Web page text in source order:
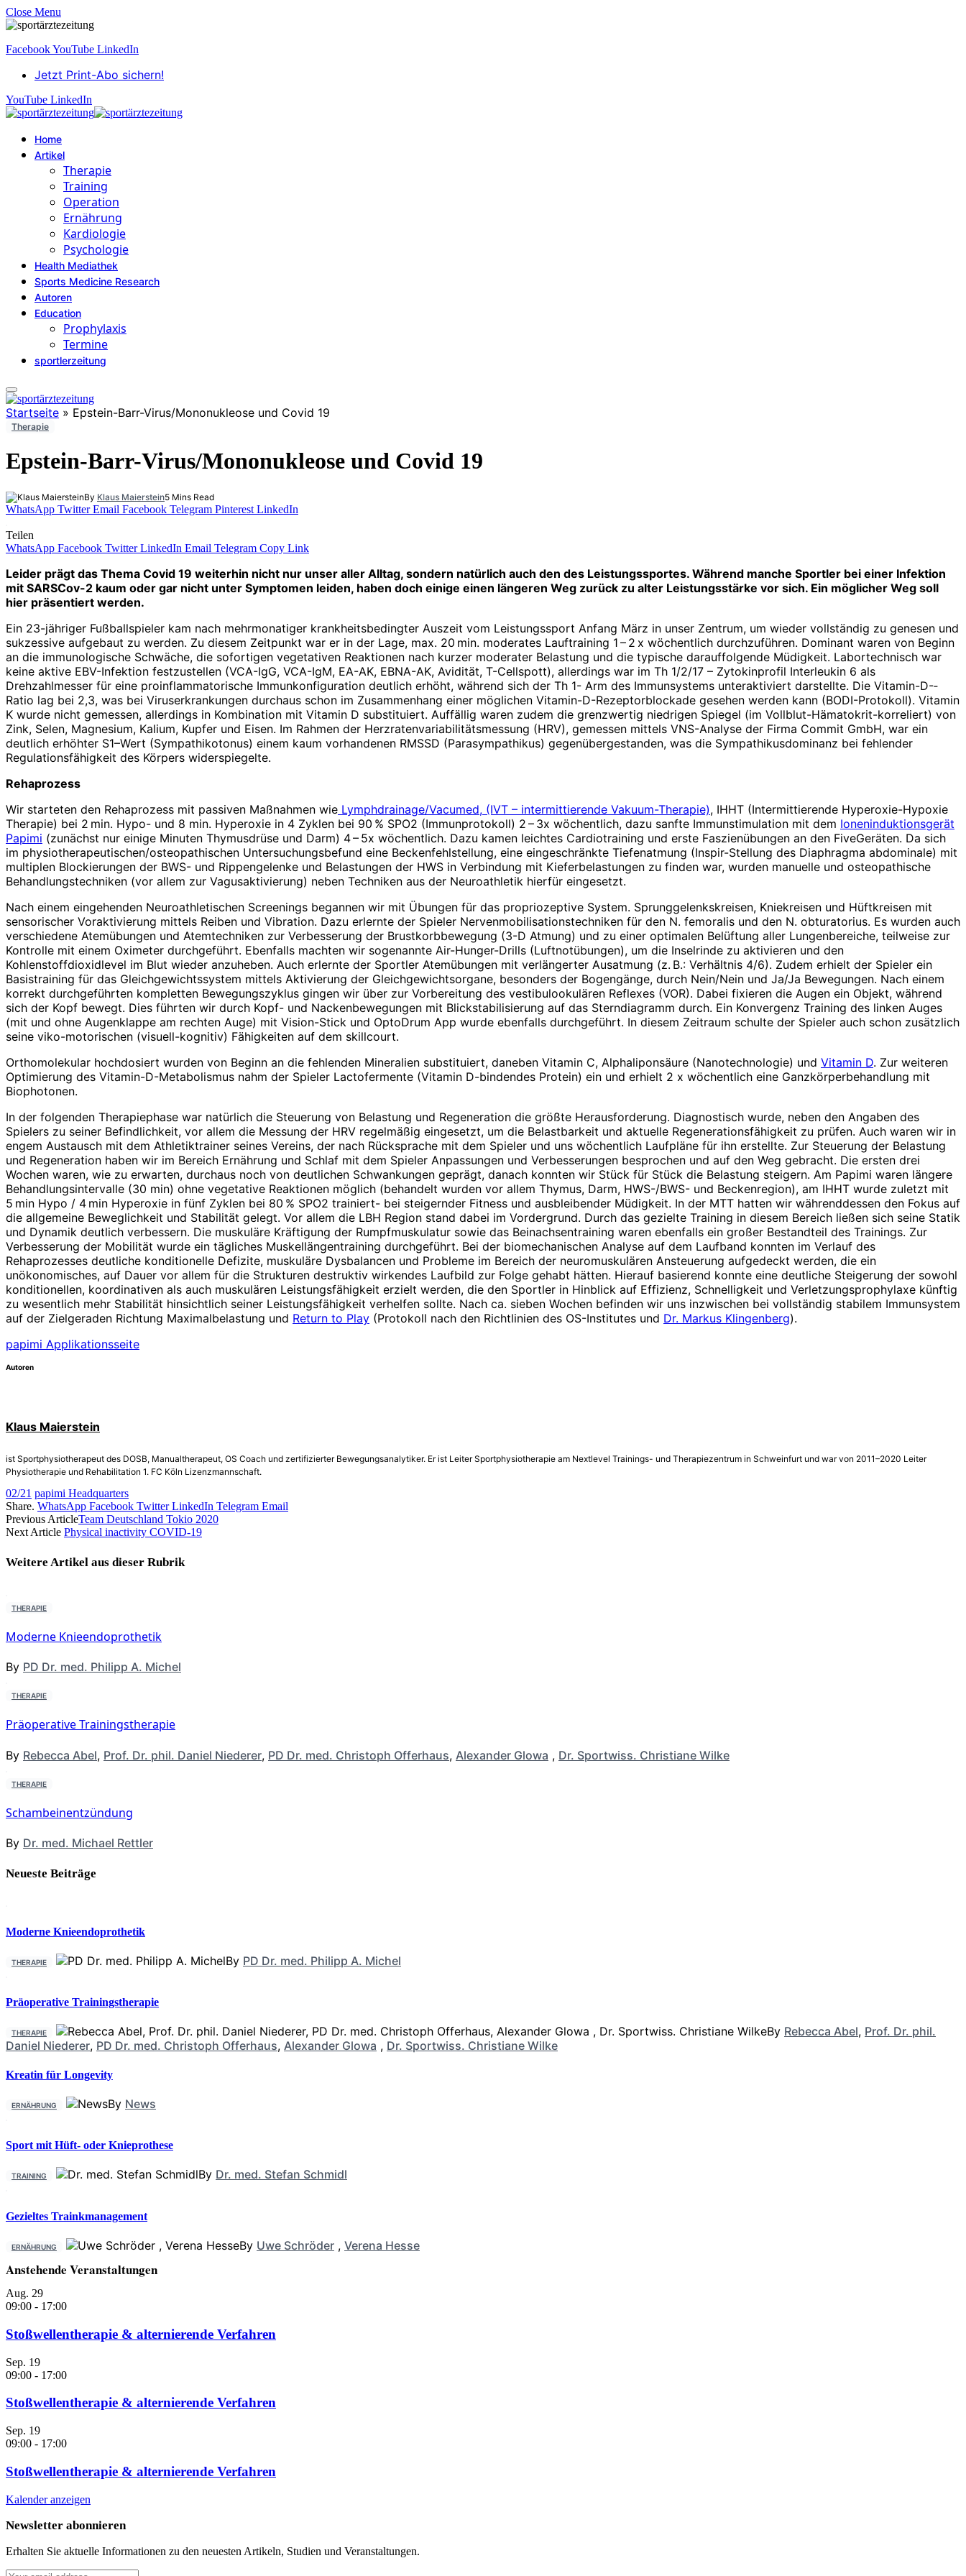
Close Menu
FacebookYouTube LinkedIn
Jetzt Print-Abo sichern!
YouTube LinkedIn
Home
Artikel
Therapie
Training
Operation
Ernährung
Kardiologie
Psychologie
Health Mediathek
Sports Medicine Research
Autoren
Education
Prophylaxis
Termine
sportlerzeitung
Startseite » Epstein-Barr-Virus/Mononukleose und Covid 19
Therapie
Epstein-Barr-Virus/Mononukleose und Covid 19
By Klaus Maierstein5 Mins Read
WhatsApp Twitter Email Facebook Telegram Pinterest LinkedIn
Teilen
WhatsApp Facebook Twitter LinkedIn Email Telegram Copy Link
Leider prägt das Thema Covid 19 weiterhin nicht nur unser aller Alltag, sondern natürlich auch den des Leistungssportes. Während manche Sportler bei einer Infektion
mit SARSCov-2 kaum oder gar nicht unter Symptomen leiden, haben doch einige einen längeren Weg zurück zu alter Leistungsstärke vor sich. Ein möglicher Weg soll
hier präsentiert werden.
Ein 23-jähriger Fußballspieler kam nach mehrmonatiger krankheitsbedingter Auszeit vom Leistungssport Anfang März in unser Zentrum, um wieder vollständig zu genesen und
sukzessive aufgebaut zu werden. Zu diesem Zeitpunkt war er in der Lage, max. 20 min. moderates Lauftraining 1 – 2 x wöchentlich durchzuführen. Dominant waren von Beginn
an die immunologische Schwäche, die sofortigen vegetativen Reaktionen nach kurzer moderater Belastung und die typische darauffolgende Müdigkeit. Labortechnisch war
keine aktive EBV-Infektion festzustellen (VCA-IgG, VCA-IgM, EA-AK, EBNA-AK, Avidität, T-Cellspott), allerdings war im Th 1/2/17 – Zytokinprofil Interleukin 6 als
Drehzahlmesser für eine proinflammatorische Immunkonfiguration deutlich erhöht, während sich der Th 1- Arm des Immunsystems unteraktiviert darstellte. Die Vitamin-D-­
Ratio lag bei 2,3, was bei Viruserkrankungen durchaus schon im Zusammenhang einer möglichen Vitamin-D-Rezeptorblockade gesehen werden kann (BODI-Protokoll). Vitamin
K wurde nicht gemessen, allerdings in Kombination mit Vitamin D substituiert. Auffällig waren zudem die grenzwertig niedrigen Spiegel (im Vollblut-Hämatokrit-korreliert) von
Zink, Selen, Magnesium, Kalium, Kupfer und Eisen. Im Rahmen der Herzratenvariabilitätsmessung (HRV), gemessen mittels VNS-­Analyse der Firma Commit GmbH, war ein
deutlich erhöhter S1–Wert (Sympathikotonus) einem kaum vorhandenen RMSSD (Parasympathikus) gegenübergestanden, was die Sympathikusdominanz bei fehlender
Regulationsfähigkeit des Körpers widerspiegelte.
Rehaprozess
Wir starteten den Rehaprozess mit passiven Maßnahmen wie Lymphdrainage/Vacumed, (IVT – intermittierende Vakuum-Therapie), IHHT (Intermittierende Hyperoxie-Hypoxie
Therapie) bei 2 min. Hypo- und 8 min. Hyperoxie in 4 Zyklen bei 90 % SPO2 (Immunprotokoll) 2 – 3x wöchentlich, dazu sanfte Immunstimulation mit dem Ionen­induktionsgerät
Papimi (zunächst nur einige Minuten Thymusdrüse und Darm) 4 – 5x wöchentlich. Dazu kamen leichtes Cardiotraining und erste Faszienübungen an den FiveGeräten. Da sich
im physiotherapeutischen/osteopathischen Untersuchungsbefund eine Beckenfehlstellung, eine eingeschränkte Tiefenatmung (Inspir-Stellung des Diaphragma abdominale) mit
multiplen Blockierungen der BWS- und Rippengelenke und Belastungen der HWS in Verbindung mit Kieferbelastungen zu finden war, wurden manuelle und osteopathische
Behandlungstechniken (vor allem zur Vagusaktivierung) neben Techniken aus der Neuroathletik hierfür eingesetzt.
Nach einem eingehenden Neuroathletischen Screenings begannen wir mit Übungen für das propriozeptive System. Sprunggelenkskreisen, Kniekreisen und Hüftkreisen mit
sensorischer Voraktivierung mittels Reiben und ­Vibration. Dazu erlernte der Spieler Nervenmobilisationstechniken für den N. femoralis und den N. obturatorius. Es wurden auch
verschiedene Atemübungen und Atemtechniken zur Verbesserung der Brustkorbbewegung (3-D Atmung) und zu einer optimalen Belüftung aller Lungenbereiche, teilweise zur
Kontrolle mit einem Oximeter durchgeführt. Ebenfalls machten wir sogenannte Air-Hunger-Drills (Luftnotübungen), um die Inselrinde zu aktivieren und den
Kohlenstoffdioxidlevel im Blut wieder anzuheben. Auch erlernte der Sportler Atemübungen mit verlängerter Ausatmung (z. B.: Verhältnis 4/6). Zudem erhielt der Spieler ein
Basistraining für das Gleichgewichtssystem mittels Aktivierung der Gleichgewichtsorgane, besonders der Bogengänge, durch Nein/Nein und Ja/Ja Bewegungen. Nach einem
korrekt durchgeführten kompletten Bewegungszyklus gingen wir über zur Vorbereitung des vestibulookulären Reflexes (VOR). Dabei fixieren die Augen ein Objekt, während
sich der Kopf bewegt. Dies führten wir durch Kopf- und Nackenbewegungen mit Blickstabilisierung auf das Sterndiagramm durch. Ein Konvergenz Training des linken Auges
(mit und ohne Augenklappe am rechten Auge) mit Vision-Stick und OptoDrum App wurde ebenfalls durchgeführt. In diesem Zeitraum schulte der Spieler auch schon zusätzlich
seine viko-motorischen (visuell-kognitiv) Fähigkeiten auf dem skillcourt.
Orthomolekular hochdosiert wurden von Beginn an die fehlenden Mineralien substituiert, daneben Vitamin C, Alphaliponsäure (Nanotechnologie) und Vitamin D. Zur weiteren
Optimierung des Vitamin-D-Metabolismus nahm der Spieler Lactofermente (Vitamin D-bindendes Protein) ein und erhielt 2 x wöchentlich eine Ganzkörperbehandlung mit
Biophotonen.
In der folgenden Therapiephase war natürlich die Steuerung von Belastung und Regeneration die größte Herausforderung. Diagnostisch wurde, neben den Angaben des
Spielers zu seiner Befindlichkeit, vor allem die Messung der HRV regelmäßig eingesetzt, um die Belastbarkeit und aktuelle Regenerationsfähigkeit zu prüfen. Auch waren wir in
engem Austausch mit dem Athletiktrainer seines Vereins, der nach Rücksprache mit dem Spieler und uns wöchentlich Laufpläne für ihn erstellte. Zur Steuerung der Belastung
und Regeneration haben wir im Bereich Ernährung und Schlaf mit dem Spieler Anpassungen und Verbesserungen besprochen und auf den Weg gebracht. Die ersten drei
Wochen waren, wie zu erwarten, durchaus noch von deutlichen Schwankungen geprägt, danach konnten wir Stück für Stück die Belastung steigern. Am Papimi waren längere
Behandlungsintervalle (30 min) ohne vegetative Reaktionen möglich (behandelt wurden vor allem Thymus, Darm, HWS-/BWS- und Beckenregion), am IHHT wurde zuletzt mit
5 min Hypo / 4 min Hyperoxie in fünf Zyklen bei 80 % SPO2 trainiert- bei steigernder Fitness und ausbleibender Müdigkeit. In der MTT hatten wir währenddessen den Fokus auf
die allgemeine Beweglichkeit und Stabilität gelegt. Vor allem die LBH ­Region stand dabei im Vordergrund. Durch das gezielte Training in diesem Bereich ließen sich seine Statik
und Dynamik deutlich verbessern. Die muskuläre Kräftigung der Rumpfmuskulatur sowie das Beinachsentraining waren ebenfalls ein großer Bestandteil des Trainings. Zur
Verbesserung der Mobilität wurde ein tägliches Muskellängentraining durchgeführt. Bei der biomechanischen Analyse auf dem Laufband konnten im Verlauf des
Rehaprozesses deutliche konditionelle Defizite, muskuläre Dysbalancen und Probleme im Bereich der neuromuskulären Ansteuerung aufgedeckt werden, die ein
unökonomisches, auf Dauer vor allem für die Strukturen destruktiv wirkendes Laufbild zur Folge gehabt hätten. Hierauf basierend konnte eine deutliche Steigerung der sowohl
konditionellen, koordinativen als auch muskulären Leistungsfähigkeit erzielt werden, die den Sportler in Hinblick auf Effizienz, Schnelligkeit und Verletzungsprophylaxe künftig
zu wesentlich mehr Stabilität hinsichtlich seiner Leistungsfähigkeit verhelfen sollte. Nach ca. sieben Wochen befinden wir uns inzwischen bei vollständig stabilem Immunsystem
auf der Zielgeraden Richtung Maximalbelastung und Return to Play (Protokoll nach den Richtlinien des OS-Institutes und Dr. Markus Klingenberg).
papimi Applikationsseite
Autoren
Klaus Maierstein
ist Sportphysiotherapeut des DOSB, Manualtherapeut, OS Coach und zertifizierter Bewegungsanalytiker. Er ist Leiter Sportphysiotherapie am Nextlevel Trainings- und Therapiezentrum in Schweinfurt und war von 2011–2020 Leiter
Physiotherapie und Rehabilitation 1. FC Köln Lizenzmannschaft.
02/21 papimi Headquarters
Share. WhatsApp Facebook Twitter LinkedIn Telegram Email
Previous ArticleTeam Deutschland Tokio 2020
Next Article Physical inactivity COVID-19
Weitere Artikel aus dieser Rubrik
THERAPIE
Moderne Knieendoprothetik
By PD Dr. med. Philipp A. Michel
THERAPIE
Präoperative Trainingstherapie
By Rebecca Abel, Prof. Dr. phil. Daniel Niederer, PD Dr. med. Christoph Offerhaus, Alexander Glowa , Dr. Sportwiss. Christiane Wilke
THERAPIE
Schambeinentzündung
By Dr. med. Michael Rettler
Neueste Beiträge
Moderne Knieendoprothetik
THERAPIE By PD Dr. med. Philipp A. Michel
Präoperative Trainingstherapie
THERAPIE By Rebecca Abel, Prof. Dr. phil.
Daniel Niederer, PD Dr. med. Christoph Offerhaus, Alexander Glowa , Dr. Sportwiss. Christiane Wilke
Kreatin für Longevity
ERNÄHRUNG By News
Sport mit Hüft- oder Knieprothese
TRAINING By Dr. med. Stefan Schmidl
Gezieltes Trainkmanagement
ERNÄHRUNG By Uwe Schröder , Verena Hesse
Anstehende Veranstaltungen
Aug. 29
09:00 - 17:00
Stoßwellentherapie & alternierende Verfahren
Sep. 19
09:00 - 17:00
Stoßwellentherapie & alternierende Verfahren
Sep. 19
09:00 - 17:00
Stoßwellentherapie & alternierende Verfahren
Kalender anzeigen
Newsletter abonnieren
Erhalten Sie aktuelle Informationen zu den neuesten Artikeln, Studien und Veranstaltungen.